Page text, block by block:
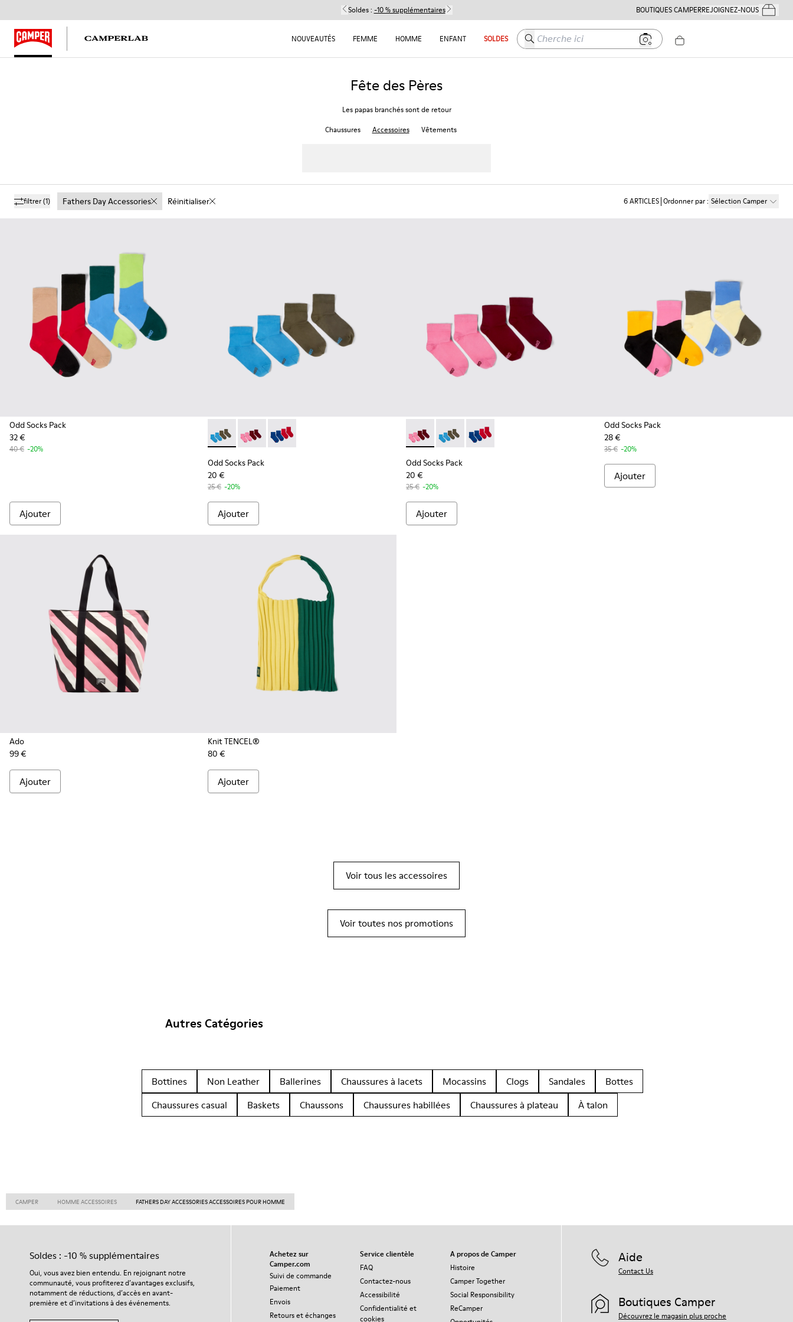
Soldes : -10 % supplémentaires BOUTIQUES CAMPERREJOIGNEZ-NOUSMes
NOUVEAUTÉS FEMME HOMME ENFANT SOLDES Cherche ici
Fête des Pères
Les papas branchés sont de retour
Chaussures
Accessoires Vêtements
filtrer(1) Fathers Day Accessories Réinitialiser 6ARTICLES Ordonner par: Sélection Camper
Odd Socks Pack
32 €
40 € -20%
Ajouter
Odd Socks Pack - KA00043-003 - Lot de deux paires de chaussettes
Odd Socks Pack - KA00043-004 - Lot de deux paires de chaussettes
Odd Socks Pack - KA00043-002
Odd Socks Pack
20 €
25 € -20%
Ajouter
Odd Socks Pack - KA00043-004 - Lot de deux paires de chaussettes
Odd Socks Pack - KA00043-003 - Lot de deux paires de chaussettes
Odd Socks Pack - KA00043-002
Odd Socks Pack
20 €
25 € -20%
Ajouter
Odd Socks Pack
28 €
35 € -20%
Ajouter
Ado
99 €
Ajouter
Knit TENCEL®
80 €
Ajouter
Voir tous les accessoires
Voir toutes nos promotions
Autres Catégories
Bottines Non Leather Ballerines Chaussures à lacets Mocassins Clogs Sandales
Bottes
Chaussures casual
Baskets Chaussons Chaussures habillées Chaussures à plateau À talon
CAMPER HOMME ACCESSOIRES FATHERS DAY ACCESSORIES ACCESSOIRES POUR HOMME
Soldes : -10 % supplémentaires
Oui, vous avez bien entendu. En rejoignant notre
communauté, vous profiterez d’avantages exclusifs,
notamment de réductions, d’accès en avant-
première et d’invitations à des événements.
Achetez sur
Camper.com
Suivi de commande
Paiement
Envois
Retours et échanges
Service clientèle
FAQ
Contactez-nous
Accessibilité
Confidentialité et
cookies
A propos de Camper
Histoire
Camper Together
Social Responsibility
ReCamper
Aide
Contact Us
Boutiques Camper
Découvrez le magasin plus proche